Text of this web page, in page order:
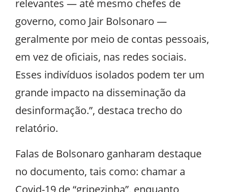
relevantes — até mesmo chefes de
governo, como Jair Bolsonaro —
geralmente por meio de contas pessoais,
em vez de oficiais, nas redes sociais.
Esses indivíduos isolados podem ter um
grande impacto na disseminação da
desinformação.”, destaca trecho do
relatório.
Falas de Bolsonaro ganharam destaque
no documento, tais como: chamar a
Covid-19 de “gripezinha”, enquanto